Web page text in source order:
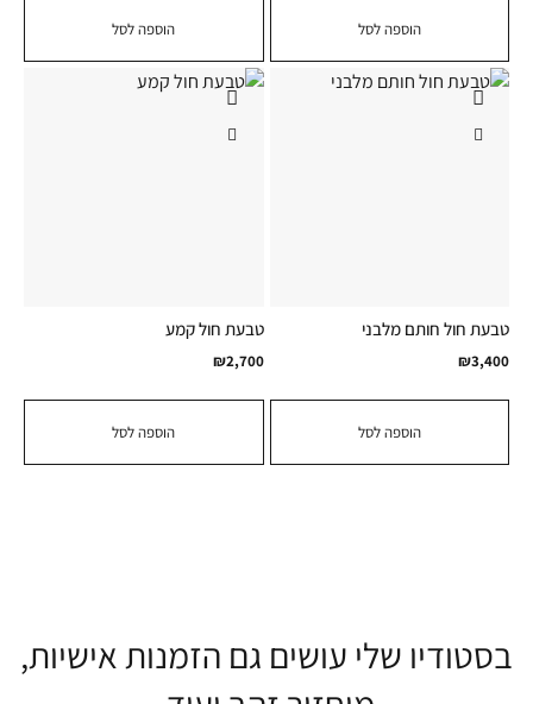
הוספה לסל הוספה לסל
הוספה לסל
טבעת חול חותם מלבני
₪3,400
הוספה לסל
טבעת חול קמע
₪2,700
בסטודיו שלי עושים גם הזמנות אישיות,